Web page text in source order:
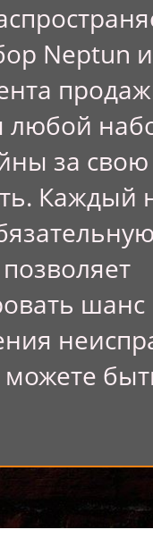
Neptun и
любой
за свою
Каждый
шанс